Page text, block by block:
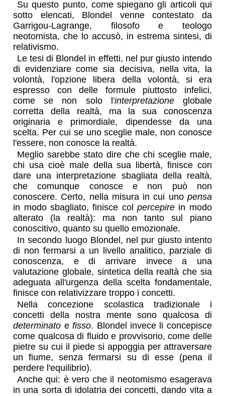
Su questo punto, come spiegano gli articoli qui
sotto elencati, Blondel venne contestato da
Garrigou-Lagrange, filosofo e teologo
neotomista, che lo accusò, in estrema sintesi, di
relativismo.
Le tesi di Blondel in effetti, nel pur giusto intendo
di evidenziare come sia decisiva, nella vita, la
volontà, l'opzione libera della volontà, si era
espresso con delle formule piuttosto infelici,
come se non solo l'interpretazioneglobale
corretta della realtà, ma la sua conoscenza
originaria e primordiale, dipendesse da una
scelta. Per cui se uno sceglie male, non conosce
l'essere, non conosce la realtà.
Meglio sarebbe stato dire che chi sceglie male,
chi usa cioè male della sua libertà, finisce con
dare una interpretazione sbagliata della realtà,
che comunque conosce e non può non
conoscere. Certo, nella misura in cui uno pensa
in modo sbagliato, finisce colpercepire in modo
alterato (la realtà): ma non tanto sul piano
conoscitivo, quanto su quello emozionale.
In secondo luogo Blondel, nel pur giusto intento
di non fermarsi a un livello analitico, parziale di
conoscenza, e di arrivare invece a una
valutazione globale, sintetica della realtà che sia
adeguata all'urgenza della scelta fondamentale,
finisce con relativizzare troppo i concetti.
Nella concezione scolastica tradizionale i
concetti della nostra mente sono qualcosa di
determinato efisso. Blondel invece li concepisce
come qualcosa di fluido e provvisorio, come delle
pietre su cui il piede si appoggia per attraversare
un fiume, senza fermarsi su di esse (pena il
perdere l'equilibrio).
Anche qui: è vero che il neotomismo esagerava
in una sorta di idolatria dei concetti, dando vita a